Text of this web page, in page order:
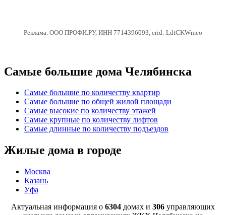
Реклама. ООО ПРОФИ.РУ, ИНН 7714396093, erid: LdtCKWmeo
Самые большие дома Челябинска
Самые большие по количеству квартир
Самые большие по общей жилой площади
Самые высокие по количеству этажей
Самые крупные по количеству лифтов
Самые длинные по количеству подъездов
Жилые дома в городе
Москва
Казань
Уфа
Актуальная информация о 6304 домах и 306 управляющих